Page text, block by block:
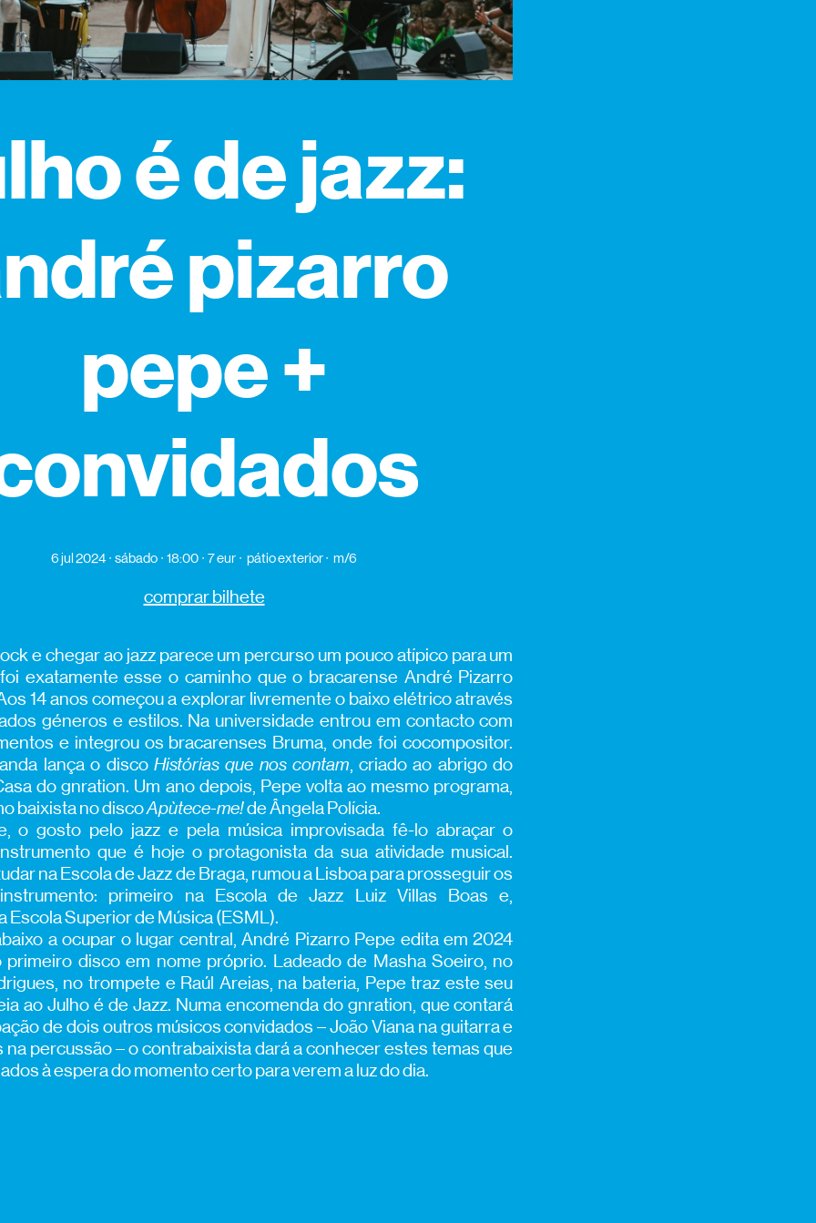
é de jazz:
pizarro
pepe +
6 jul 2024 sábado 18:00 7 eur pátio exterior m/6
comprar bilhete
e chegar ao jazz parece um percurso um pouco atípico para um
exatamente esse o caminho que o bracarense André Pizarro
14 anos começou a explorar livremente o baixo elétrico através
géneros e estilos. Na universidade entrou em contacto com
e integrou os bracarenses Bruma, onde foi cocompositor.
lança o disco Histórias que nos contam, criado ao abrigo do
do gnration. Um ano depois, Pepe volta ao mesmo programa,
baixista no discoApùtece-me!de Ângela Polícia.
o gosto pelo jazz e pela música improvisada fê-lo abraçar o
que é hoje o protagonista da sua atividade musical.
na Escola de Jazz de Braga, rumou a Lisboa para prosseguir os
primeiro na Escola de Jazz Luiz Villas Boas e,
Escola Superior de Música (ESML).
a ocupar o lugar central, André Pizarro Pepe edita em 2024
disco em nome próprio. Ladeado de Masha Soeiro, no
no trompete e Raúl Areias, na bateria, Pepe traz este seu
ao Julho é de Jazz. Numa encomenda do gnration, que contará
de dois outros músicos convidados – João Viana na guitarra e
na percussão – o contrabaixista dará a conhecer estes temas que
à espera do momento certo para verem a luz do dia.